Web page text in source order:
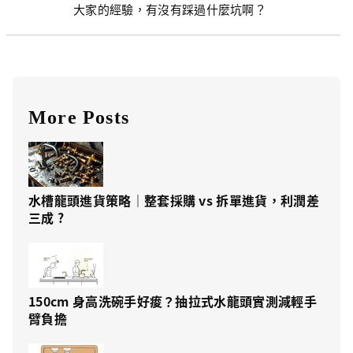
大家的經驗，有沒有踩過什麼坑啊？
More Posts
水槽龍頭進貨策略｜整套採購 vs 拆單進貨，利潤差
三成 ?
150cm 身高洗碗手好痠？抽拉式水龍頭實測減輕手
臂負擔